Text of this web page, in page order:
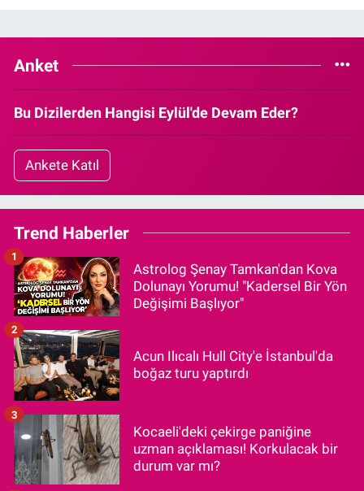
Anket
Bu Dizilerden Hangisi Eylül'de Devam Eder?
Ankete Katıl
Trend Haberler
Astrolog Şenay Tamkan'dan Kova
Dolunayı Yorumu! "Kadersel Bir Yön
Değişimi Başlıyor"
1
Acun Ilıcalı Hull City'e İstanbul'da
boğaz turu yaptırdı
2
Kocaeli'deki çekirge paniğine
uzman açıklaması! Korkulacak bir
durum var mı?
3